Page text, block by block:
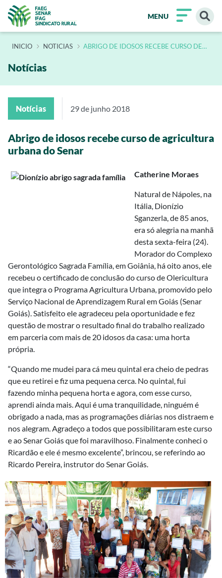
MENU
INÍCIO NOTICIAS ABRIGO DE IDOSOS RECEBE CURSO DE
Notícias
Notícias 29 de junho 2018
Abrigo de idosos recebe curso de agricultura
urbana do Senar
Catherine Moraes
Natural de Nápoles, na
Itália, Dionízio
Sganzerla, de 85 anos,
era só alegria na manhã
desta sexta-feira (24).
Morador do Complexo
Gerontológico Sagrada Família, em Goiânia, há oito anos, ele
recebeu o certificado de conclusão do curso de Olericultura
que integra o Programa Agricultura Urbana, promovido pelo
Serviço Nacional de Aprendizagem Rural em Goiás (Senar
Goiás). Satisfeito ele agradeceu pela oportunidade e fez
questão de mostrar o resultado final do trabalho realizado
em parceria com mais de 20 idosos da casa: uma horta
própria.
“Quando me mudei para cá meu quintal era cheio de pedras
que eu retirei e fiz uma pequena cerca. No quintal, fui
fazendo minha pequena horta e agora, com esse curso,
aprendi ainda mais. Aqui é uma tranquilidade, ninguém é
obrigado a nada, mas as programações diárias nos distraem e
nos alegram. Agradeço a todos que possibilitaram este curso
e ao Senar Goiás que foi maravilhoso. Finalmente conheci o
Ricardão e ele é mesmo excelente”, brincou, se referindo ao
Ricardo Pereira, instrutor do Senar Goiás.